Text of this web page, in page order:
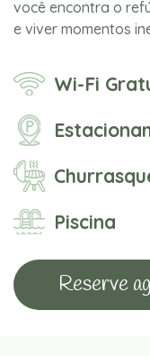
você encontra o
e viver momentos
Wi-Fi
Piscina
Reserve